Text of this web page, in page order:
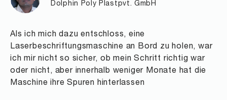
Dolphin Poly Plastpvt. GmbH
Als ich mich dazu entschloss, eine
Laserbeschriftungsmaschine an Bord zu holen, war
ich mir nicht so sicher, ob mein Schritt richtig war
oder nicht, aber innerhalb weniger Monate hat die
Maschine ihre Spuren hinterlassen